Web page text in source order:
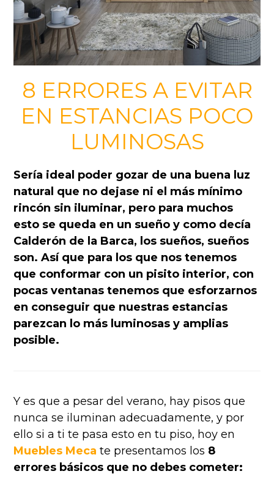
8 ERRORES A EVITAR
EN ESTANCIAS POCO
LUMINOSAS
Sería ideal poder gozar de una buena luz
natural que no dejase ni el más mínimo
rincón sin iluminar, pero para muchos
esto se queda en un sueño y como decía
Calderón de la Barca, los sueños, sueños
son. Así que para los que nos tenemos
que conformar con un pisito interior, con
pocas ventanas tenemos que esforzarnos
en conseguir que nuestras estancias
parezcan lo más luminosas y amplias
posible.
Y es que a pesar del verano, hay pisos que
nunca se iluminan adecuadamente, y por
ello si a ti te pasa esto en tu piso, hoy en
Muebles Meca te presentamos los 8
errores básicos que no debes cometer: